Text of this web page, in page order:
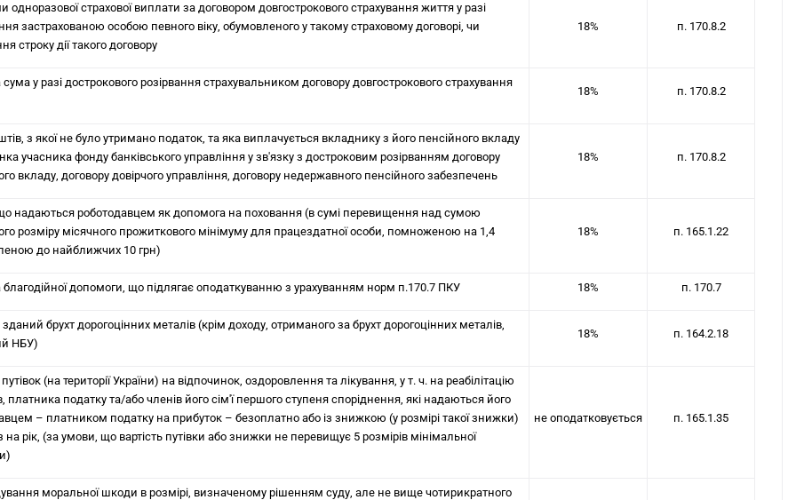
одноразової страхової виплати за договором довгострокового страхування життя у разі
застрахованою особою певного віку, обумовленого у такому страховому договорі, чи
строку дії такого договору
18% п. 170.8.2
у разі дострокового розірвання страхувальником договору довгострокового страхування
18% п. 170.8.2
з якої не було утримано податок, та яка виплачується вкладнику з його пенсійного вкладу
учасника фонду банківського управління у зв'язку з достроковим розірванням договору
вкладу, договору довірчого управління, договору недержавного пенсійного забезпечень
18% п. 170.8.2
надаються роботодавцем як допомога на поховання (в сумі перевищення над сумою
розміру місячного прожиткового мінімуму для працездатної особи, помноженою на 1,4
до найближчих 10 грн)
18% п. 165.1.22
благодійної допомоги, що підлягає оподаткуванню з урахуванням норм п.170.7 ПКУ 18% п. 170.7
зданий брухт дорогоцінних металів (крім доходу, отриманого за брухт дорогоцінних металів,
НБУ)
18% п. 164.2.18
путівок (на території України) на відпочинок, оздоровлення та лікування, у т. ч. на реабілітацію
платника податку та/або членів його сім'ї першого ступеня споріднення, які надаються його
– платником податку на прибуток – безоплатно або із знижкою (у розмірі такої знижки)
на рік, (за умови, що вартість путівки або знижки не перевищує 5 розмірів мінімальної
не оподатковується п. 165.1.35
моральної шкоди в розмірі, визначеному рішенням суду, але не вище чотирикратного